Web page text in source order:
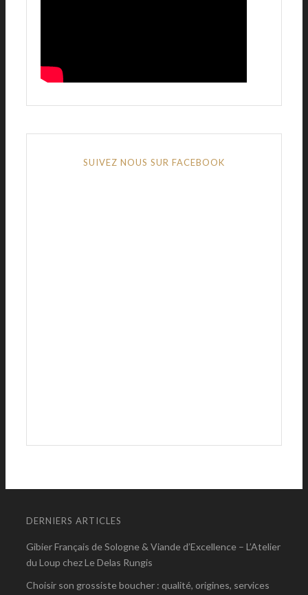
SUIVEZ NOUS SUR FACEBOOK
DERNIERS ARTICLES
Gibier Français de Sologne & Viande d’Excellence – L’Atelier
du Loup chez Le Delas Rungis
Choisir son grossiste boucher : qualité, origines, services